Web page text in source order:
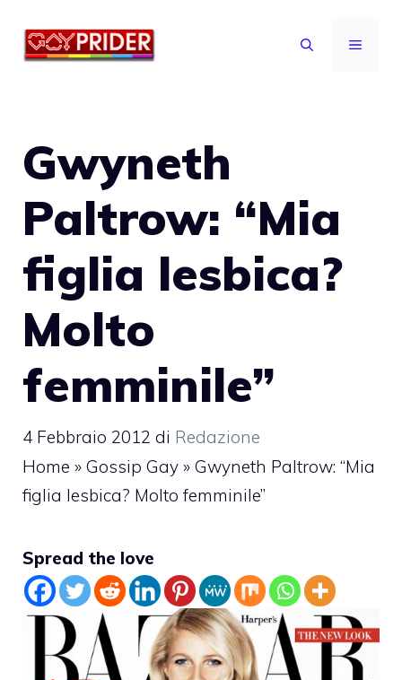
MENU
Gwyneth
Paltrow: “Mia
figlia lesbica?
Molto
femminile”
4 Febbraio 2012 di Redazione
Home » Gossip Gay » Gwyneth Paltrow: “Mia
figlia lesbica? Molto femminile”
Spread the love